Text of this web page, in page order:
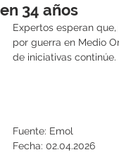
en 34 años
Expertos esperan
por guerra en Medio
de iniciativas continúe.
Fuente: Emol
Fecha: 02.04.2026